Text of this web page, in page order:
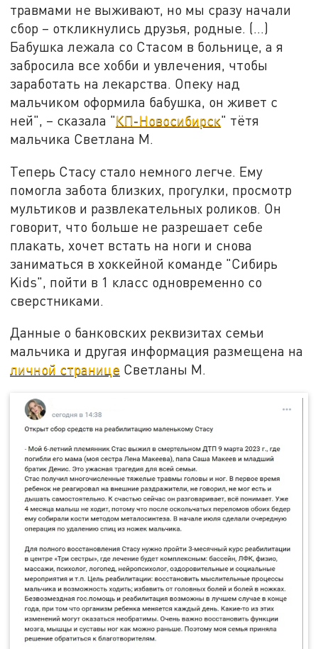
травмами не выживают, но мы сразу начали
сбор – откликнулись друзья, родные. (...)
Бабушка лежала со Стасом в больнице, а я
забросила все хобби и увлечения, чтобы
заработать на лекарства. Опеку над
мальчиком оформила бабушка, он живет с
ней", – сказала "КП-Новосибирск" тётя
мальчика Светлана М.
Теперь Стасу стало немного легче. Ему
помогла забота близких, прогулки, просмотр
мультиков и развлекательных роликов. Он
говорит, что больше не разрешает себе
плакать, хочет встать на ноги и снова
заниматься в хоккейной команде "Сибирь
Kids", пойти в 1 класс одновременно со
сверстниками.
Данные о банковских реквизитах семьи
мальчика и другая информация размещена на
личной странице Светланы М.